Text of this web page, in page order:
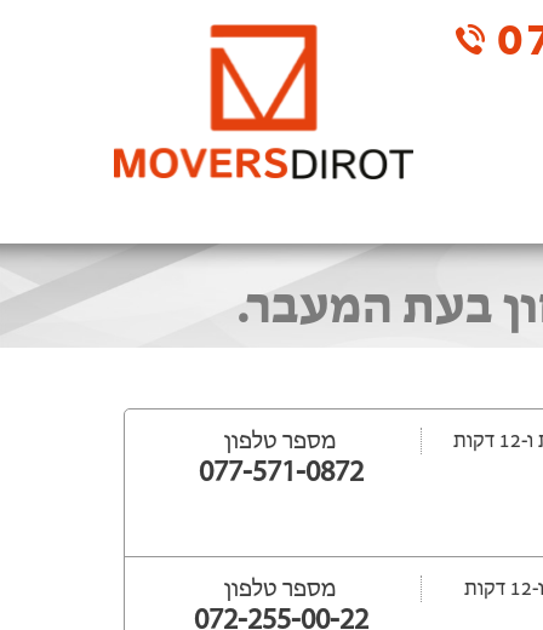
בעת המעבר.
מספר טלפון
077-571-0872
מספר טלפון
072-255-00-22